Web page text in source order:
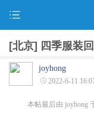
[北京] 四季服装
joyhong
2022-6-11
本帖最后由 joyhong